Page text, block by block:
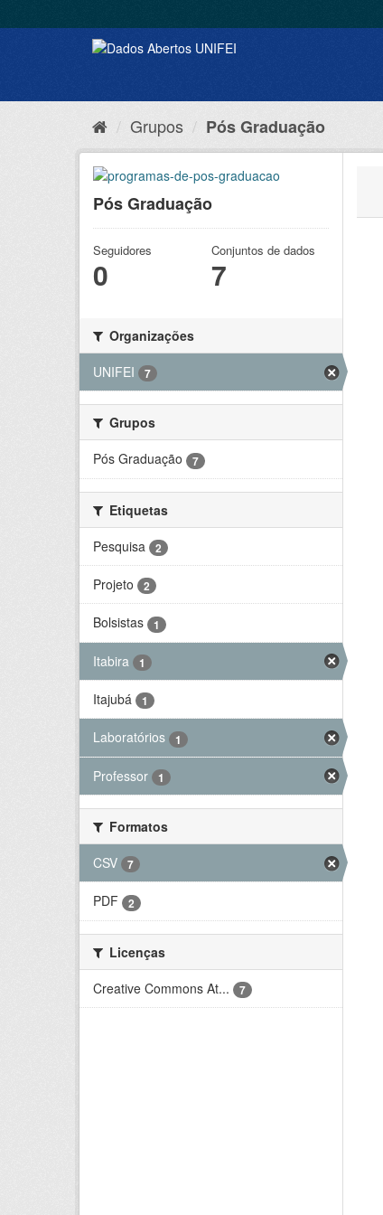
Grupos Pós Graduação
Pós Graduação
Seguidores
0
Conjuntos de dados
7
Organizações
UNIFEI
7
Grupos
Pós Graduação
7
Etiquetas
Pesquisa
2
Projeto 2
Bolsistas 1
Itabira 1
Itajubá 1
Laboratórios 1
Professor 1
Formatos
CSV
7
PDF 2
Licenças
Creative Commons At...
7